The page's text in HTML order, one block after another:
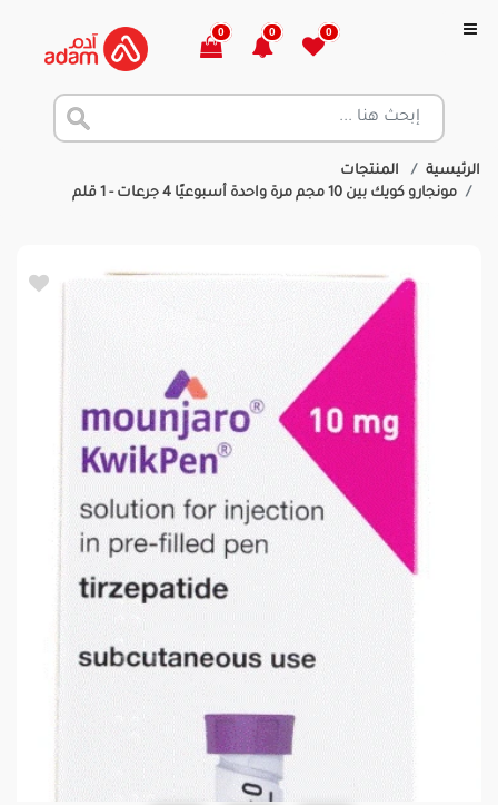
0
0
0
الرئيسية
المنتجات
مونجارو كويك بين 10 مجم مرة واحدة أسبوعيًا 4 جرعات - 1 قلم